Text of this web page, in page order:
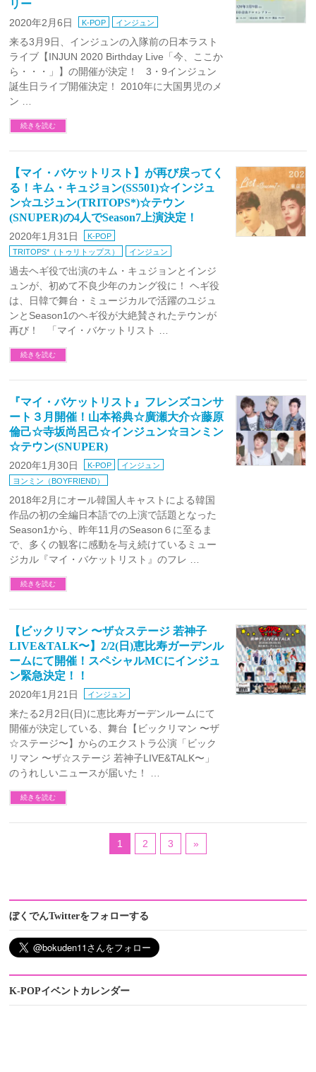
リー
2020年2月6日 K-POP インジュン
来る3月9日、インジュンの入隊前の日本ラスト
ライブ【INJUN 2020 Birthday Live「今、ここか
ら・・・」】の開催が決定！ 3・9インジュン
誕生日ライブ開催決定！ 2010年に大国男児のメ
ン …
続きを読む
【マイ・バケットリスト】が再び戻ってく
る！キム・キュジョン(SS501)☆インジュ
ン☆ユジュン(TRITOPS*)☆テウン
(SNUPER)の4人でSeason7上演決定！
2020年1月31日
K-POP
TRITOPS*（トゥリトップス）
インジュン
過去ヘギ役で出演のキム・キュジョンとインジ
ュンが、初めて不良少年のカング役に！ ヘギ役
は、日韓で舞台・ミュージカルで活躍のユジュ
ンとSeason1のヘギ役が大絶賛されたテウンが
再び！ 「マイ・バケットリスト …
続きを読む
『マイ・バケットリスト』フレンズコンサ
ート３月開催！山本裕典☆廣瀬大介☆藤原
倫己☆寺坂尚呂己☆インジュン☆ヨンミン
☆テウン(SNUPER)
2020年1月30日 K-POP
インジュン
ヨンミン（BOYFRIEND）
2018年2月にオール韓国人キャストによる韓国
作品の初の全編日本語での上演で話題となった
Season1から、昨年11月のSeason６に至るま
で、多くの観客に感動を与え続けているミュー
ジカル『マイ・バケットリスト』のフレ …
続きを読む
【ビックリマン 〜ザ☆ステージ 若神子
LIVE&TALK〜】2/2(日)恵比寿ガーデンル
ームにて開催！スペシャルMCにインジュ
ン緊急決定！！
2020年1月21日 インジュン
来たる2月2日(日)に恵比寿ガーデンルームにて
開催が決定している、舞台【ビックリマン 〜ザ
☆ステージ〜】からのエクストラ公演「ビック
リマン 〜ザ☆ステージ 若神子LIVE&TALK〜」
のうれしいニュースが届いた！ …
続きを読む
1 2 3 »
ぼくでんTwitterをフォローする
K-POPイベントカレンダー